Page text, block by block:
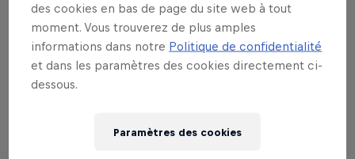
des cookies en bas de page du site web à tout
moment. Vous trouverez de plus amples
informations dans notre Politique de confidentialité
et dans les paramètres des cookies directement ci-
dessous.
Paramètres des cookies